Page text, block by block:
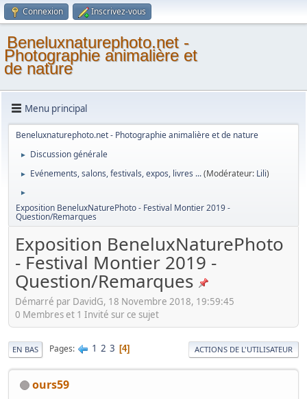
Connexion Inscrivez-vous
Beneluxnaturephoto.net -
Photographie animalière et
de nature
Menu principal
Beneluxnaturephoto.net - Photographie animalière et de nature
► Discussion générale
► Evénements, salons, festivals, expos, livres ...(Modérateur: Lili)
►
Exposition BeneluxNaturePhoto - Festival Montier 2019 -
Question/Remarques
Exposition BeneluxNaturePhoto
- Festival Montier 2019 -
Question/Remarques
Démarré par DavidG, 18 Novembre 2018, 19:59:45
0 Membres et 1 Invité sur ce sujet
EN BAS Pages 1 2 3 4 ACTIONS DE L'UTILISATEUR
ours59